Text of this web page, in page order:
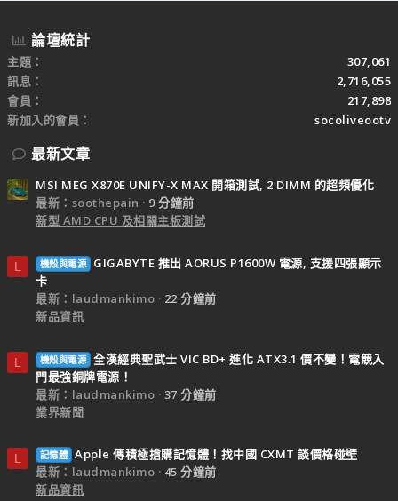
論壇統計
主題
307,061
訊息
2,716,055
會員
217,898
新加入的會員
socoliveootv
最新文章
MSI MEG X870E UNIFY-X MAX 開箱測試, 2 DIMM 的超頻優化
最新：soothepain
9 分鐘前
新型 AMD CPU 及相關主板測試
L 機殼與電源
GIGABYTE 推出 AORUS P1600W 電源, 支援四張顯示
卡
最新：laudmankimo
22 分鐘前
新品資訊
L 機殼與電源 全漢經典聖武士 VIC BD+ 進化 ATX3.1 價不變！電競入
門最強銅牌電源！
最新：laudmankimo
37 分鐘前
業界新聞
L 記憶體 Apple 傳積極搶購記憶體！找中國 CXMT 談價格碰壁
最新：laudmankimo
45 分鐘前
新品資訊